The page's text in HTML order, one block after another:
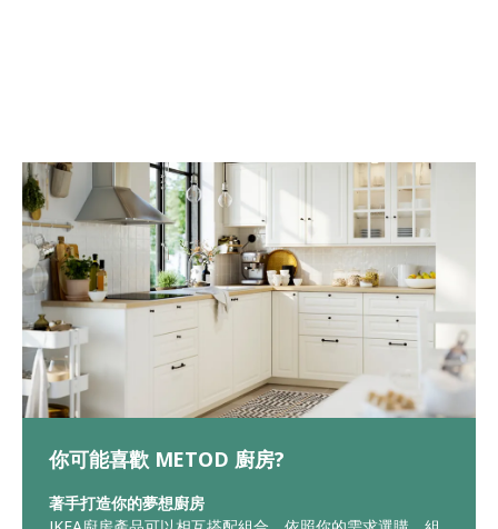
你可能喜歡 METOD 廚房?
著手打造你的夢想廚房